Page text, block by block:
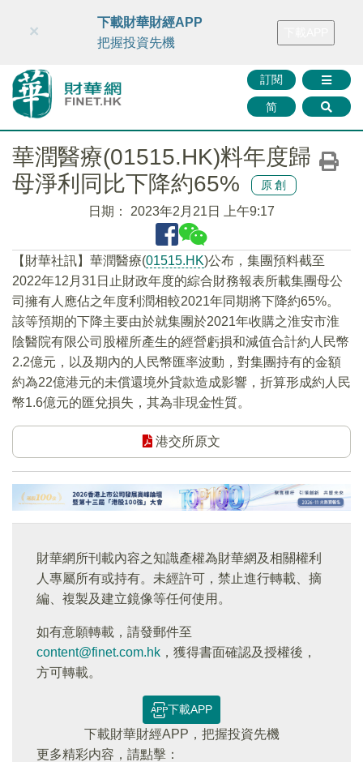
財華智庫網 FINTV FINMETA 財華證券 媒體矩陣
訂閱
简
×
下載財華財經APP
把握投資先機
華潤醫療(01515.HK)料年度歸
母淨利同比下降約65%
原創
日期： 2023年2月21日 上午9:17
【財華社訊】華潤醫療(01515.HK)公布，集團預料截至
2022年12月31日止財政年度的綜合財務報表所載集團母公
司擁有人應佔之年度利潤相較2021年同期將下降約65%。
該等預期的下降主要由於就集團於2021年收購之淮安市淮
陰醫院有限公司股權所產生的經營虧損和減值合計約人民幣
2.2億元，以及期內的人民幣匯率波動，對集團持有的金額
約為22億港元的未償還境外貸款造成影響，折算形成約人民
幣1.6億元的匯兌損失，其為非現金性質。
港交所原文
財華網所刊載內容之知識產權為財華網及相關權利
人專屬所有或持有。未經許可，禁止進行轉載、摘
編、複製及建立鏡像等任何使用。
如有意願轉載，請發郵件至
content@finet.com.hk ，獲得書面確認及授權後，
方可轉載。
下載APP
下載財華財經APP，把握投資先機
更多精彩内容，請點擊：